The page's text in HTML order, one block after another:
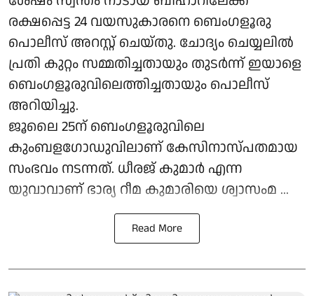
രക്ഷപ്പെട്ട 24 വയസുകാരനെ ബെംഗളൂരു
പൊലീസ് അറസ്റ്റ് ചെയ്തു. ചോദ്യം ചെയ്യലിൽ
പ്രതി കുറ്റം സമ്മതിച്ചതായും തുടർന്ന് ഇയാളെ
ബെംഗളൂരുവിലെത്തിച്ചതായും പൊലീസ്
അറിയിച്ചു.
ജൂലൈ 25ന് ബെംഗളൂരുവിലെ
കുംബളഗോഡുവിലാണ് കേസിനാസ്പതമായ
സംഭവം നടന്നത്. ധീരജ് കുമാർ എന്ന
യുവാവാണ് ഭാര്യ റീമ കുമാരിയെ ശ്വാസംമ ...
Read More